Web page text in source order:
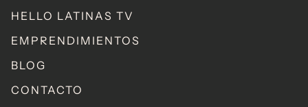
HELLO LATINAS TV
EMPRENDIMIENTOS
BLOG
CONTACTO